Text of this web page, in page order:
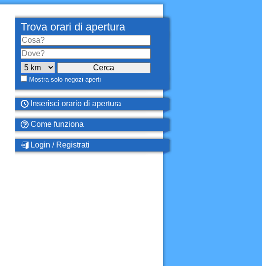
Trova orari di apertura
Mostra solo negozi aperti
Inserisci orario di apertura
Come funziona
Login / Registrati